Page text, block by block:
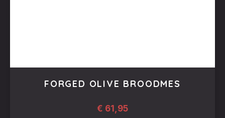
FORGED OLIVE BROODMES
€ 61,95